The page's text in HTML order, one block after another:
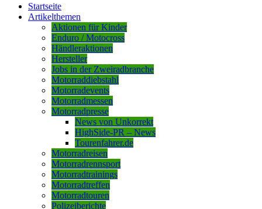
Startseite
Artikelthemen
Aktionen für Kinder
Enduro / Motocross
Händleraktionen
Hersteller
Jobs in der Zweiradbranche
Motorraddiebstahl
Motorradevents
Motorradmessen
Motorradpresse
News von Unkorrekt
HighSide-PR – News
Tourenfahrer.de
Motorradreisen
Motorradrennsport
Motorradtrainings
Motorradtreffen
Motorradtouren
Polizeiberichte